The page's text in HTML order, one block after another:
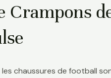
Crampons
chaussures de football